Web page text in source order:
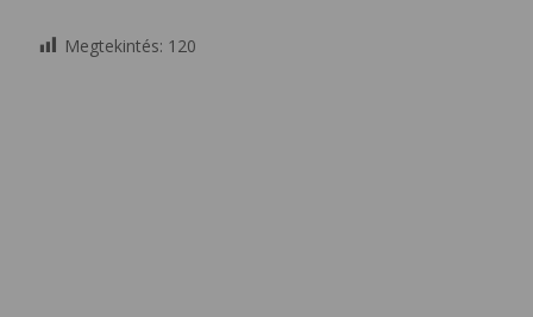
Megtekintés: 120